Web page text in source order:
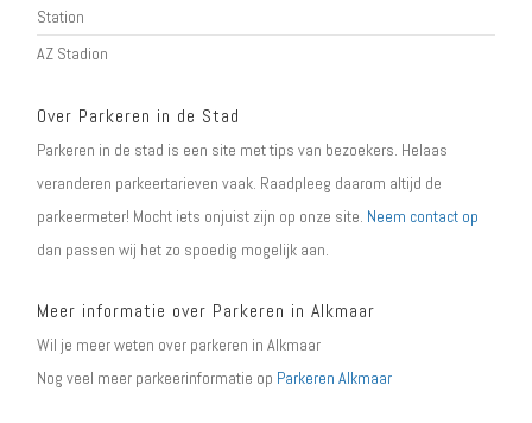
Station
AZ Stadion
Over Parkeren in de Stad
Parkeren in de stad is een site met tips van bezoekers. Helaas
veranderen parkeertarieven vaak. Raadpleeg daarom altijd de
parkeermeter! Mocht iets onjuist zijn op onze site. Neem contact op
dan passen wij het zo spoedig mogelijk aan.
Meer informatie over Parkeren in Alkmaar
Wil je meer weten over parkeren in Alkmaar
Nog veel meer parkeerinformatie op Parkeren Alkmaar